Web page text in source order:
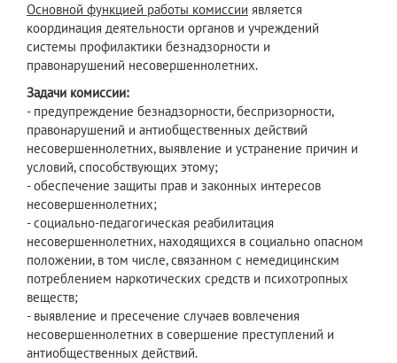
Основной функцией работы комиссии является
координация деятельности органов и учреждений
системы профилактики безнадзорности и
правонарушений несовершеннолетних.
Задачи комиссии:
- предупреждение безнадзорности, беспризорности,
правонарушений и антиобщественных действий
несовершеннолетних, выявление и устранение причин и
условий, способствующих этому;
- обеспечение защиты прав и законных интересов
несовершеннолетних;
- социально-педагогическая реабилитация
несовершеннолетних, находящихся в социально опасном
положении, в том числе, связанном с немедицинским
потреблением наркотических средств и психотропных
веществ;
- выявление и пресечение случаев вовлечения
несовершеннолетних в совершение преступлений и
антиобщественных действий.